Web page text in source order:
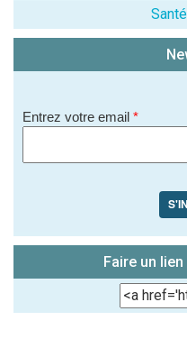
(En cliquant sur
Entrez votre email *
Faire un